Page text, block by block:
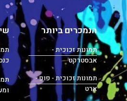
הנמכרים ביותר
תמונות זכוכית -
אבסטרקט
תמונות זכוכית - פופ -
ארט